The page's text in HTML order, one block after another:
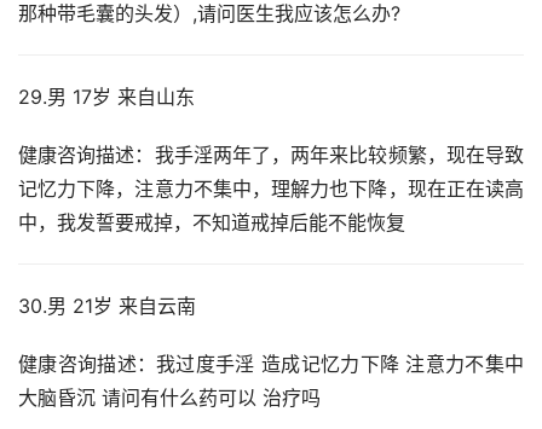
那种带毛囊的头发）,请问医生我应该怎么办?
29.男 17岁 来自山东
健康咨询描述：我手淫两年了，两年来比较频繁，现在导致
记忆力下降，注意力不集中，理解力也下降，现在正在读高
中，我发誓要戒掉，不知道戒掉后能不能恢复
30.男 21岁 来自云南
健康咨询描述：我过度手淫 造成记忆力下降 注意力不集中
大脑昏沉 请问有什么药可以 治疗吗